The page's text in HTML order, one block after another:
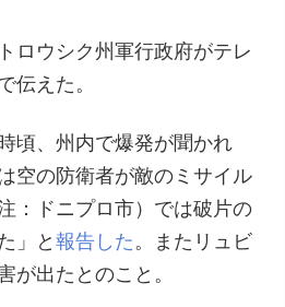
購読
ロウシク州軍行政府がテレ
伝えた。
頃、州内で爆発が聞かれ
空の防衛者が敵のミサイル
：ドニプロ市）では破片の
」と報告した 。またリュビ
が出たとのこと。